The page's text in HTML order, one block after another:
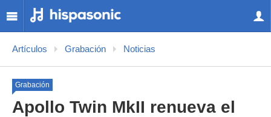
Artículos Grabación Noticias
Grabación
Apollo Twin MkII renueva el